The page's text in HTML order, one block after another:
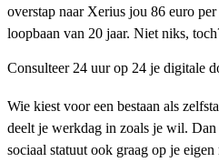
overstap naar Xerius jou 86 euro
loopbaan van 20 jaar. Niet niks,
Consulteer 24 uur op 24 je digitale
Wie kiest voor een bestaan als
deelt je werkdag in zoals je wil.
sociaal statuut ook graag op je